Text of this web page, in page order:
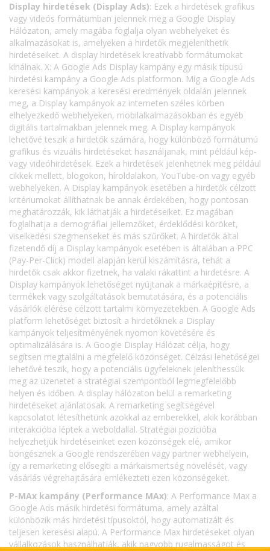
Display hirdetések (Display Ads): Ezek a hirdetések grafikus
vagy videós formátumban jelennek meg a Google Display
Hálózaton, amely magába foglalja olyan webhelyeket és
alkalmazásokat is, amelyeken a hirdetők megjeleníthetik
hirdetéseiket. A display hirdetések kreatívabb formátumokat
kínálnak. X: A Google Ads Display kampány egy másik típusú
hirdetési kampány a Google Ads platformon. Míg a Google Ads
keresési kampányok a keresési eredmények oldalán jelennek
meg, a Display kampányok az interneten széles körben
elhelyezkedő webhelyeken, mobilalkalmazásokban és egyéb
digitális tartalmakban jelennek meg. A Display kampányok
lehetővé teszik a hirdetők számára, hogy különböző formátumú
grafikus és vizuális hirdetéseket használjanak, mint például kép-
vagy videóhirdetések. Ezek a hirdetések jelenhetnek meg például
cikkek mellett, blogokon, híroldalakon, YouTube-on vagy egyéb
webhelyeken. A Display kampányok esetében a hirdetők célzott
kritériumokat állíthatnak be annak érdekében, hogy pontosan
meghatározzák, kik láthatják a hirdetéseiket. Ez magában
foglalhatja a demográfiai jellemzőket, érdeklődési köröket,
viselkedési szegmenseket és más szűrőket. A hirdetők által
fizetendő díj a Display kampányok esetében is általában a PPC
(Pay-Per-Click) modell alapján kerül kiszámításra, tehát a
hirdetők csak akkor fizetnek, ha valaki rákattint a hirdetésre. A
Display kampányok lehetőséget nyújtanak a márkaépítésre, a
termékek vagy szolgáltatások bemutatására, és a potenciális
vásárlók elérése célzott tartalmi környezetekben. A Google Ads
platform lehetőséget biztosít a hirdetőknek a Display
kampányok teljesítményének nyomon követésére és
optimalizálására is. A Google Display Hálózat célja, hogy
segítsen megtalálni a megfelelő közönséget. Célzási lehetőségei
lehetővé teszik, hogy a potenciális ügyfeleknek jeleníthessük
meg az üzenetet a stratégiai szempontból legmegfelelőbb
helyen és időben. A display hálózaton belül a remarketing
hirdetéseket ajánlatosak. A remarketing segítségével
kapcsolatot létesíthetünk azokkal az emberekkel, akik korábban
interakcióba léptek a weboldallal. Stratégiai pozícióba
helyezhetjük hirdetéseinket ezen közönségek elé, amikor
böngésznek a Google rendszerében vagy partner webhelyein,
így a remarketing elősegíti a márkaismertség növelését, vagy
vásárlás végrehajtására emlékezteti ezen közönségeket.
P-MAx kampány (Performance MAx): A Performance Max a
Google Ads másik hirdetési formátuma, amely azáltal
különbözik más hirdetési típusoktól, hogy automatizált és
teljesen keresési alapú. A Performance Max hirdetéseket olyan
vállalkozások használhatják, akik nagyobb rugalmasságot és